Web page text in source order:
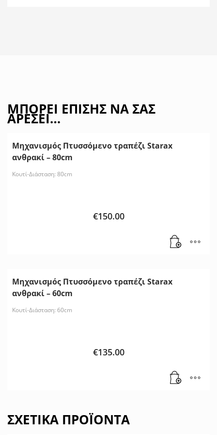
ΜΠΟΡΕΊ ΕΠΊΣΗΣ ΝΑ ΣΑΣ
ΑΡΈΣΕΙ…
Μηχανισμός Πτυσσόμενο τραπέζι Starax
ανθρακί – 80cm
Κουτί-Διάσταση: 80cm
€150.00
Μηχανισμός Πτυσσόμενο τραπέζι Starax
ανθρακί – 60cm
Κουτί-Διάσταση: 60cm
€135.00
ΣΧΕΤΙΚΆ ΠΡΟΪΌΝΤΑ